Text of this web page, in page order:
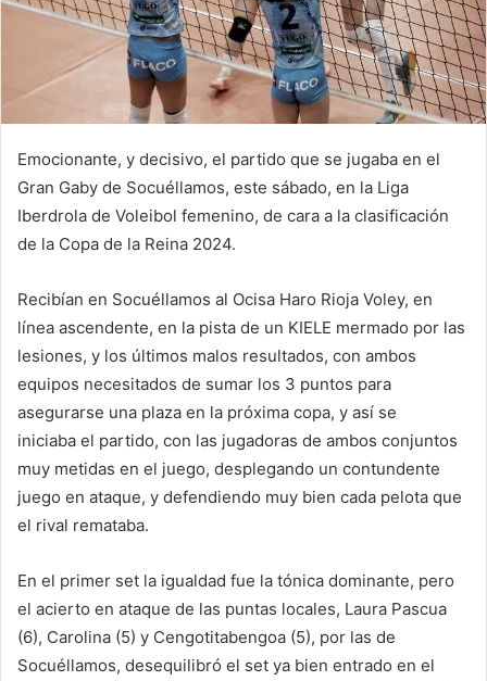
Emocionante, y decisivo, el partido que se jugaba en el
Gran Gaby de Socuéllamos, este sábado, en la Liga
Iberdrola de Voleibol femenino, de cara a la clasificación
de la Copa de la Reina 2024.
Recibían en Socuéllamos al Ocisa Haro Rioja Voley, en
línea ascendente, en la pista de un KIELE mermado por las
lesiones, y los últimos malos resultados, con ambos
equipos necesitados de sumar los 3 puntos para
asegurarse una plaza en la próxima copa, y así se
iniciaba el partido, con las jugadoras de ambos conjuntos
muy metidas en el juego, desplegando un contundente
juego en ataque, y defendiendo muy bien cada pelota que
el rival remataba.
En el primer set la igualdad fue la tónica dominante, pero
el acierto en ataque de las puntas locales, Laura Pascua
(6), Carolina (5) y Cengotitabengoa (5), por las de
Socuéllamos, desequilibró el set ya bien entrado en el